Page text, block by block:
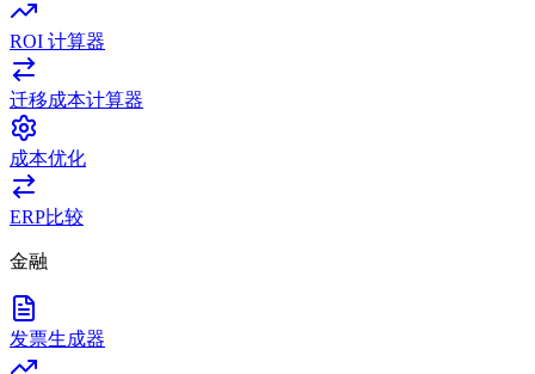
ROI 计算器
迁移成本计算器
成本优化
ERP比较
金融
发票生成器